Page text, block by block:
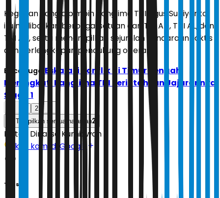
Kegiatan yang dipimpin Panglima TNI Agus Subiyanto
itu melibatkan berbagai satuan dari TNI AD, TNI AL, dan
TNI AU, serta menampilkan sejumlah kendaraan taktis
dan perlengkapan pendukung operasi.
Baca Juga: Eskalasi Konflik di Timur Tengah
Meningkat, Panglima TNI Perintahkan Jajarannya
Siaga 1
2
Tampilkan semua halaman2
Editor: Dinarsa Kurniawan
Ikuti kami di Google
Tags